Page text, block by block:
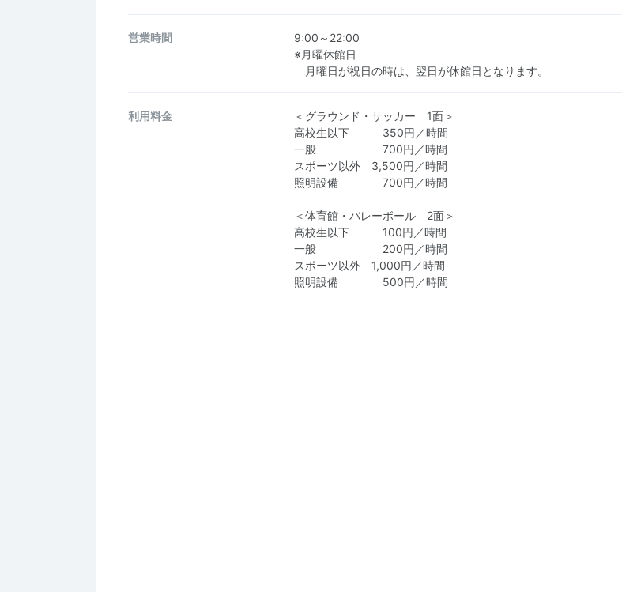
営業時間
9:00～22:00
※月曜休館日
月曜日が祝日の時は、翌日が休館日となります。
利用料金
＜グラウンド・サッカー 1面＞
高校生以下 350円／時間
一般 700円／時間
スポーツ以外 3,500円／時間
照明設備 700円／時間
＜体育館・バレーボール 2面＞
高校生以下 100円／時間
一般 200円／時間
スポーツ以外 1,000円／時間
照明設備 500円／時間